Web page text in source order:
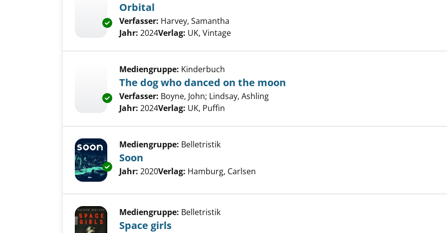
Exemplar-Details von Orbital anzeigen
Orbital
Verfasser: Harvey, Samantha
Jahr: 2024Verlag: UK, Vintage
Exemplar-Details von The dog who danced on the moon anzeigen
Mediengruppe: Kinderbuch
The dog who danced on the moon
Verfasser: Boyne, John; Lindsay, Ashling
Jahr: 2024Verlag: UK, Puffin
Exemplar-Details von Soon anzeigen
Mediengruppe: Belletristik
Soon
Suche nach diesem Verfasser
Jahr: 2020Verlag: Hamburg, Carlsen
Mediengruppe: Belletristik
Space girls